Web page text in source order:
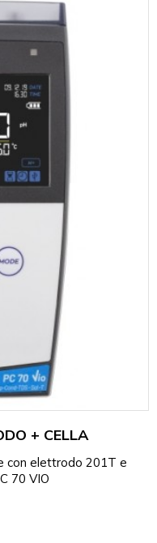
+ CELLA
con elettrodo 201T e
70 VIO